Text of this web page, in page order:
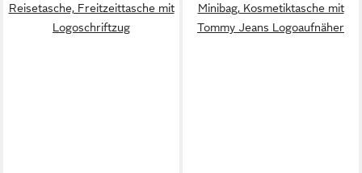
Reisetasche, Freitzeittasche mit
Logoschriftzug
Minibag, Kosmetiktasche mit
Tommy Jeans Logoaufnäher